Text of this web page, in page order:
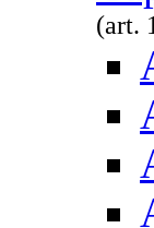
(art.